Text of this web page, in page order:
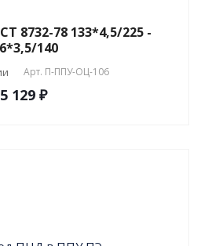
8732-78 133*4,5/225 -
140
Арт. П-ППУ-ОЦ-106
5 129 ₽